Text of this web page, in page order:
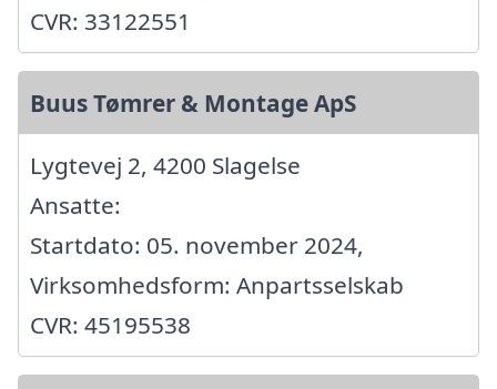
CVR: 33122551
Buus Tømrer & Montage ApS
Lygtevej 2, 4200 Slagelse
Ansatte:
Startdato: 05. november 2024,
Virksomhedsform: Anpartsselskab
CVR: 45195538